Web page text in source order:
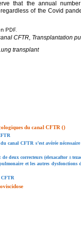
that the annual
of the Covid
PDF.
CFTR, Transplantation
transplant
du canal CFTR ()
canal CFTR s’est avérée
deux correcteurs (elexacaftor ±
et les autres dysfonctions
CFTR